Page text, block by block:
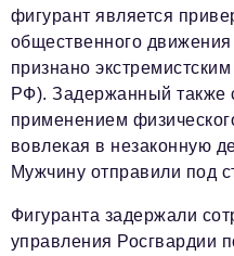
фигурант является
общественного
признано
РФ). Задержанный также
применением
вовлекая в незаконную
Мужчину отправили под
Фигуранта задержали
управления Росгвардии